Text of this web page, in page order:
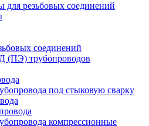
для резьбовых соединений
соединений
трубопроводов
под стыковую сварку
компрессионные